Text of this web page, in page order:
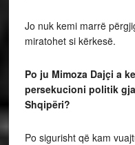
Jo nuk kemi marrë
miratohet si kërkesë.
Po ju Mimoza Dajçi a
persekucioni politik
Shqipëri?
Po sigurisht që kam